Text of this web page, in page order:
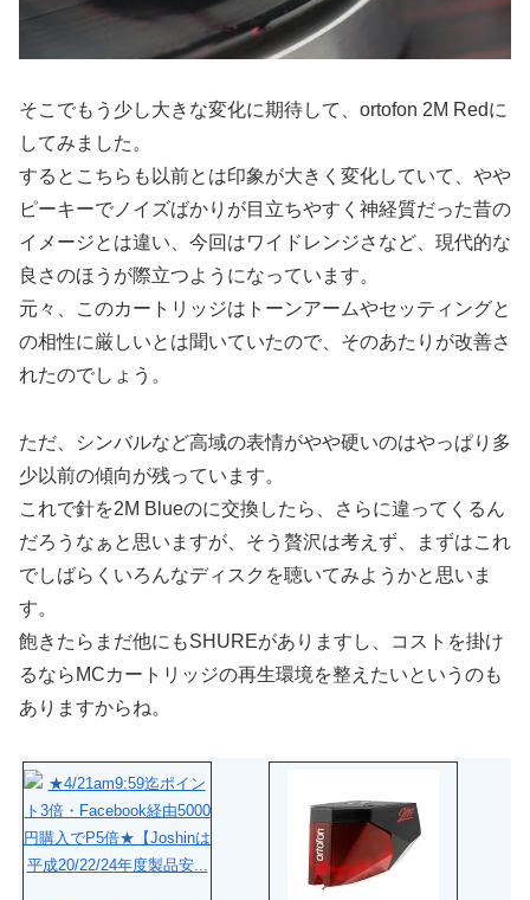
そこでもう少し大きな変化に期待して、ortofon 2M Redに
してみました。
するとこちらも以前とは印象が大きく変化していて、やや
ピーキーでノイズばかりが目立ちやすく神経質だった昔の
イメージとは違い、今回はワイドレンジさなど、現代的な
良さのほうが際立つようになっています。
元々、このカートリッジはトーンアームやセッティングと
の相性に厳しいとは聞いていたので、そのあたりが改善さ
れたのでしょう。
ただ、シンバルなど高域の表情がやや硬いのはやっぱり多
少以前の傾向が残っています。
これで針を2M Blueのに交換したら、さらに違ってくるん
だろうなぁと思いますが、そう贅沢は考えず、まずはこれ
でしばらくいろんなディスクを聴いてみようかと思いま
す。
飽きたらまだ他にもSHUREがありますし、コストを掛け
るならMCカートリッジの再生環境を整えたいというのも
ありますからね。